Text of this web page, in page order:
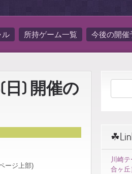
ル 所持ゲーム一覧 今後の開催
日) 開催の
ージ上部)
川崎
合ヶ丘